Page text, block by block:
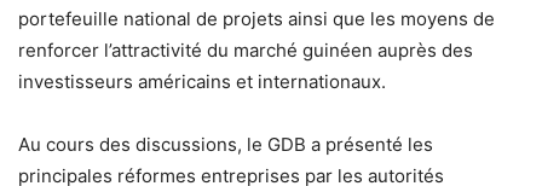
portefeuille national de projets ainsi que les moyens de
renforcer l’attractivité du marché guinéen auprès des
investisseurs américains et internationaux.
Au cours des discussions, le GDB a présenté les
principales réformes entreprises par les autorités